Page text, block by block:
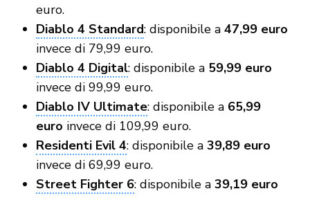
euro.
Diablo 4 Standard: disponibile a 47,99 euro
invece di 79,99 euro.
Diablo 4 Digital: disponibile a 59,99 euro
invece di 99,99 euro.
Diablo IV Ultimate: disponibile a65,99
euro invece di 109,99 euro.
Residenti Evil 4: disponibile a 39,89 euro
invece di 69,99 euro.
Street Fighter 6: disponibile a 39,19 euro